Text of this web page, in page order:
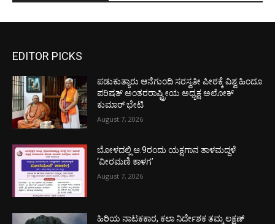
EDITOR PICKS
ಪಡುಕುತ್ಯಾರು ಆನೆಗುಂದಿ ಸರಸ್ವತೀ ಪೀಠಕ್ಕೆ ವಿಶ್ವ ಹಿಂದೂ
ಪರಿಷತ್ ಅಂತರರಾಷ್ಟ್ರೀಯ ಅಧ್ಯಕ್ಷ ಅಲೋಕ್
ಕುಮಾರ್ ಭೇಟಿ
August 7, 2026
ಬೋಳದಲ್ಲಿ ಆ.9ರಂದು ಯಕ್ಷಗಾನ ತಾಳಮದ್ದಳೆ
‘ವೀರಮಣಿ ಕಾಳಗ’
August 7, 2026
ಹಿರಿಯ ನಾಟಕಕಾರ, ಕಲಾ ನಿರ್ದೇಶಕ ತಮ್ಮ ಲಕ್ಷಣ್